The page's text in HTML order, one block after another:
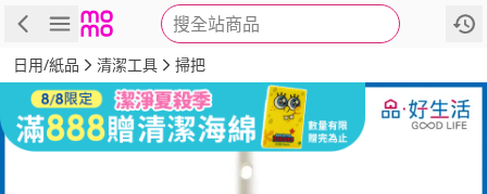
搜全站商品
商品 評價 詳情
日用/紙品 清潔工具 掃把